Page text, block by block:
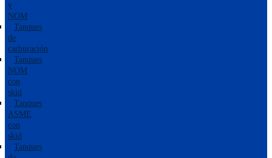
y
NOM
Tanques
de
carburación
Tanques
NOM
con
skid
Tanques
ASME
con
skid
Tanques